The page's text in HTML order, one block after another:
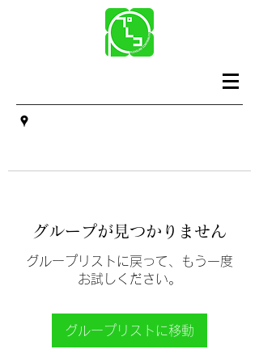
グループが見つかりません
グループリストに戻って、もう一度
お試しください。
グループリストに移動